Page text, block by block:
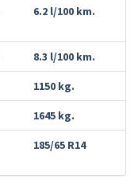
6.2 l/100 km.
8.3 l/100 km.
1150 kg.
1645 kg.
185/65 R14